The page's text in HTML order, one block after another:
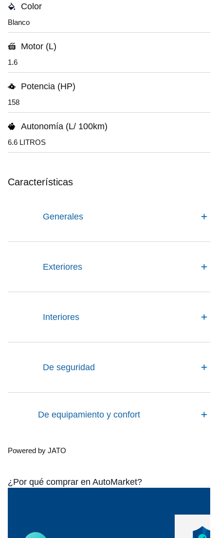
Color
Blanco
Motor (L)
1.6
Potencia (HP)
158
Autonomía (L/ 100km)
6.6 LITROS
Características
Generales
Exteriores
Interiores
De seguridad
De equipamiento y confort
Powered by JATO
¿Por qué comprar en AutoMarket?